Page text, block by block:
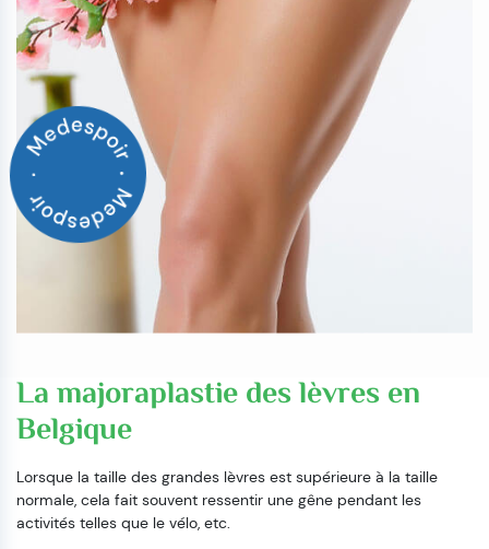
La majoraplastie des lèvres en
Belgique
Lorsque la taille des grandes lèvres est supérieure à la taille
normale, cela fait souvent ressentir une gêne pendant les
activités telles que le vélo, etc.